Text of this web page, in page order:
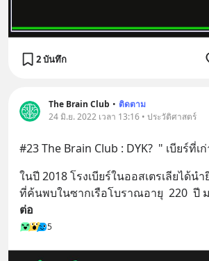
2 บันทึก
The Brain Club • ติดตาม
24 มิ.ย. 2022 เวลา 13:16 • ประวัติศาสตร์
#23 The Brain Club : DYK?  " เบียร์ที่
ในปี 2018 โรงเบียร์ในออสเตรเลียได้น
ที่ค้นพบในซากเรือโบราณอายุ  220  ปี
ต่อ
5